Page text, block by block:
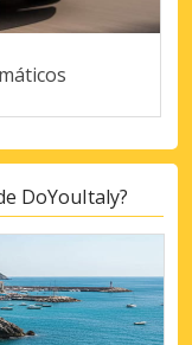
DoYouItaly?